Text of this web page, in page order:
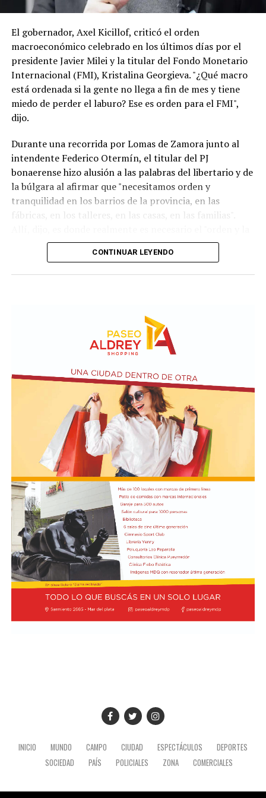
domiciliaria, previo a las elecciones legislativas, sumado
Dario Durigan, que trató de “payaso” a Milei, también
pueden ser calificadas como una injerencia externa en la
política doméstica. (TN)
El gobernador, Axel Kicillof, criticó el orden
macroeconómico celebrado en los últimos días por el
presidente Javier Milei y la titular del Fondo Monetario
Internacional (FMI), Kristalina Georgieva. "¿Qué macro
está ordenada si la gente no llega a fin de mes y tiene
miedo de perder el laburo? Ese es orden para el FMI",
dijo.
Durante una recorrida por Lomas de Zamora junto al
intendente Federico Otermín, el titular del PJ
bonaerense hizo alusión a las palabras del libertario y de
la búlgara al afirmar que "necesitamos orden y
tranquilidad en los barrios de la provincia, en las
fábricas, en los talleres, en las casas, en las familias".
tranquilidad". "El resto es timba y no es lo que
necesitamos", aclaró.Noticias Relacionadas
vuelve el trueque, ¿qué orden es eso?", se preguntó
Kicillof y acusó al gobierno de Milei de "crueldad y
abandono deliberados" en beneficio del FMI.
Además de Otermín, en la visita al municipio el
economista estuvo acompañado por el ministro de
Seguridad bonaerense, Javier Alonso. Allí participó de la
inauguración de una Unidad Táctica de Operaciones
Inmediatas (UTOI).
Luego se refirió al viaje que hizo Georgieva a Vaca
Muerta junto al ministro Luis Caputo y al CEO y
presidente de YPF, Horacio Marin. "Le quiero recordar a
la directora del FMI que ese petróleo que fue a ver es del
pueblo argentino, es nuestro petróleo, es argentino",
dijo y agregó: "Tendría que usarse para el desarrollo
nacional, para la industria nacional, para que lo puedan
comprar y adquirir a un precio posible de los costos
nacionales".
Además, el gobernador se refirió a la importancia del
yacimiento patagónico y recordó también que el
CONTINUAR LEYENDO
INICIO MUNDO CAMPO CIUDAD ESPECTÁCULOS
DEPORTES
SOCIEDAD
PAÍS POLICIALES ZONA COMERCIALES